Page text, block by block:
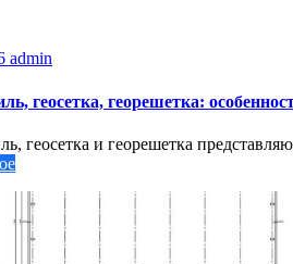
admin
геосетка, георешетка:
геосетка и георешетка